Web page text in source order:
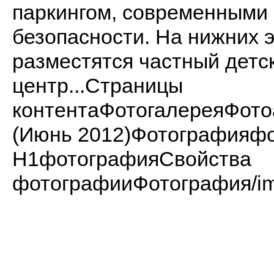
паркингом,
безопасности. На нижних
разместятся частный
центр...Страницы
(Июнь
H1фотографияСвойства
фотографииФотография/